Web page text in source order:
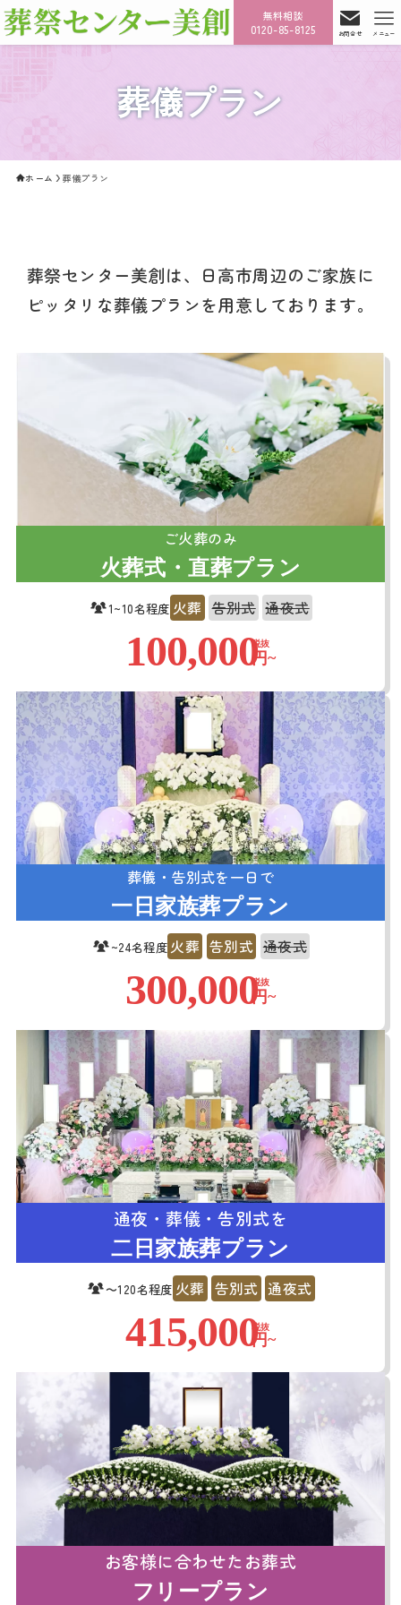
無料相談
0120-85-8125 お問合せ メニュー
葬儀プラン
ホーム 葬儀プラン
葬祭センター美創は、日高市周辺のご家族に
ピッタリな葬儀プランを用意しております。
ご火葬のみ
火葬式・直葬プラン
1~10名程度 火葬 告別式 通夜式
100,000税抜
円~
葬儀・告別式を一日で
一日家族葬プラン
~24名程度 火葬 告別式 通夜式
300,000税抜
円~
通夜・葬儀・告別式を
二日家族葬プラン
〜120名程度 火葬 告別式 通夜式
415,000税抜
円~
お客様に合わせたお葬式
フリープラン